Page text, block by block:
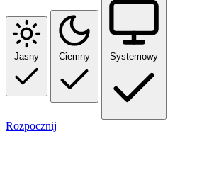
Jasny Ciemny Systemowy
Rozpocznij